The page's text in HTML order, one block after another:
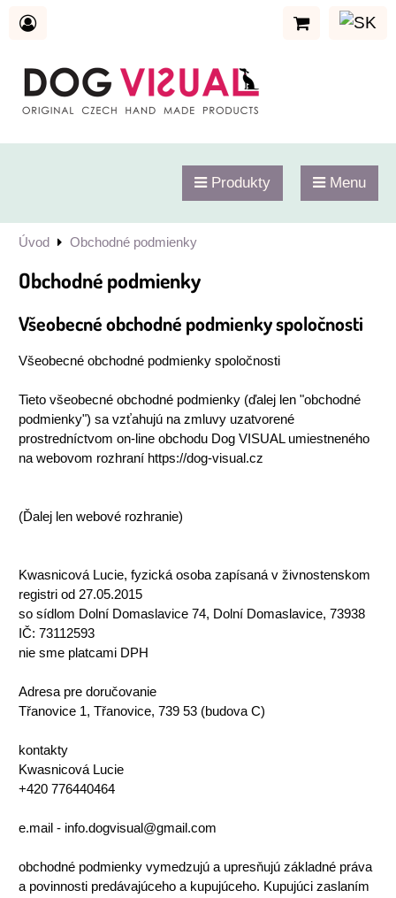
Produkty Menu
Úvod Obchodné podmienky
Obchodné podmienky
Všeobecné obchodné podmienky spoločnosti
Všeobecné obchodné podmienky spoločnosti
Tieto všeobecné obchodné podmienky (ďalej len "obchodné
podmienky") sa vzťahujú na zmluvy uzatvorené
prostredníctvom on-line obchodu Dog VISUAL umiestneného
na webovom rozhraní https://dog-visual.cz
(Ďalej len webové rozhranie)
Kwasnicová Lucie, fyzická osoba zapísaná v živnostenskom
registri od 27.05.2015
so sídlom Dolní Domaslavice 74, Dolní Domaslavice, 73938
IČ: 73112593
nie sme platcami DPH
Adresa pre doručovanie
Třanovice 1, Třanovice, 739 53 (budova C)
kontakty
Kwasnicová Lucie
+420 776440464
e.mail - info.dogvisual@gmail.com
obchodné podmienky vymedzujú a upresňujú základné práva
a povinnosti predávajúceho a kupujúceho. Kupujúci zaslaním